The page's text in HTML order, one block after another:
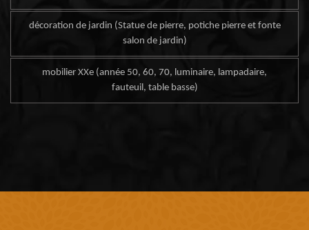
décoration de jardin (Statue de pierre, potiche pierre et fonte
salon de jardin)
mobilier XXe (année 50, 60, 70, luminaire, lampadaire,
fauteuil, table basse)